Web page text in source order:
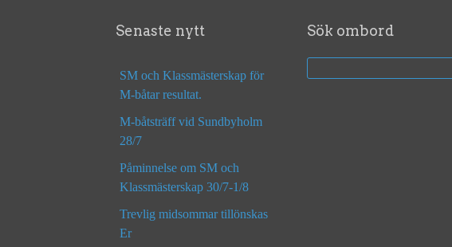
Senaste nytt
SM och Klassmästerskap för
M-båtar resultat.
M-båtsträff vid Sundbyholm
28/7
Påminnelse om SM och
Klassmästerskap 30/7-1/8
Trevlig midsommar tillönskas
Er
Sök ombord